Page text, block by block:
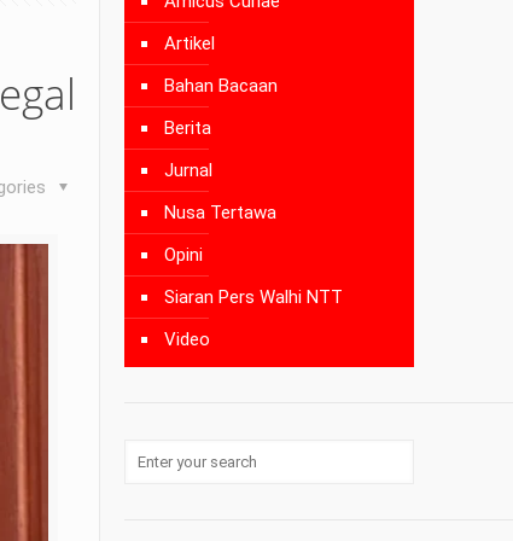
Artikel
Bahan Bacaan
Berita
Jurnal
Nusa Tertawa
Opini
Siaran Pers Walhi NTT
Video